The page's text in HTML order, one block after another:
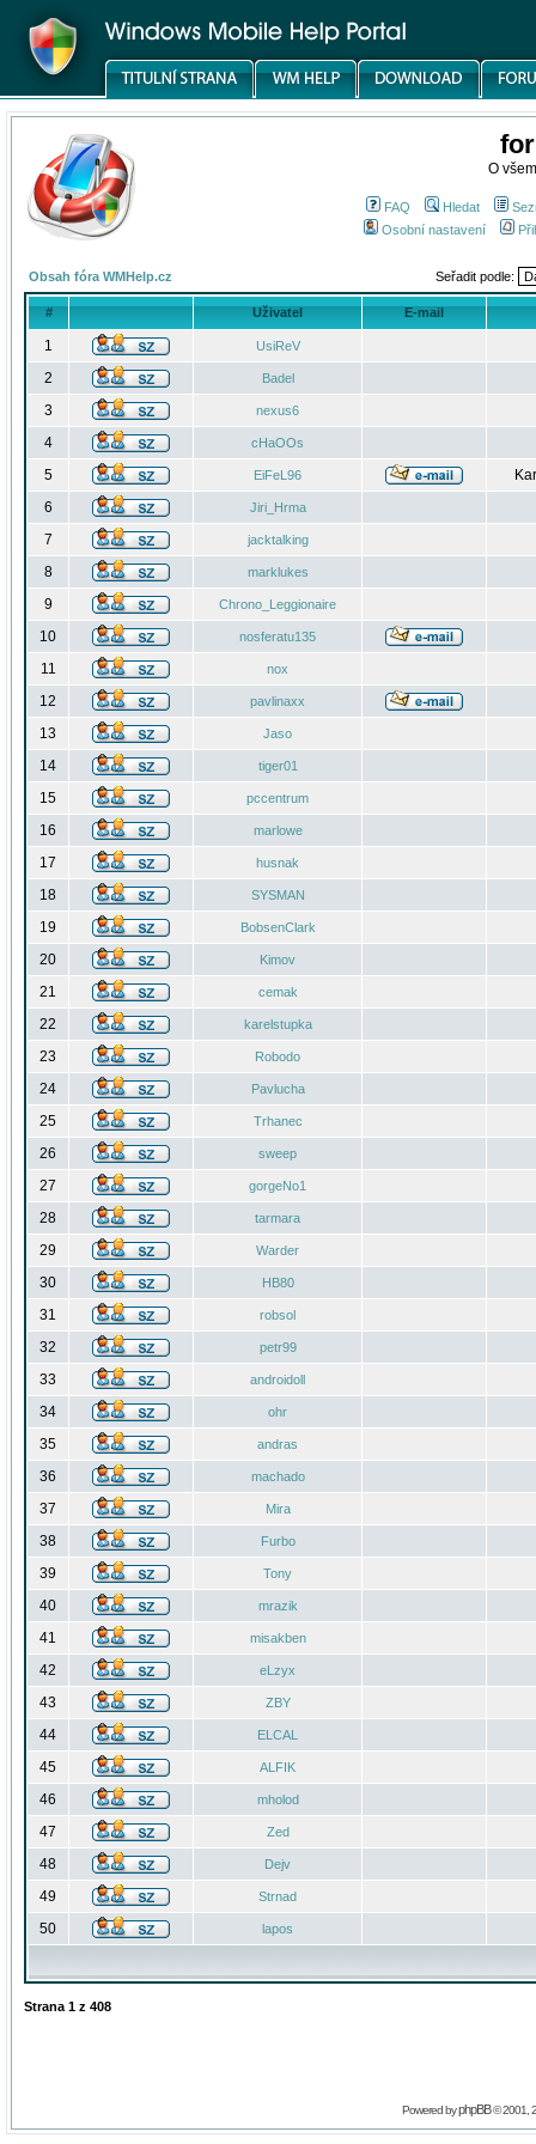
O
FAQ Hledat
Osobní nastavení
Obsah fóra WMHelp.cz Seřadit podle:
# Uživatel E-mail
1 UsiReV
2 Badel
3 nexus6
4 cHaOOs
5 EiFeL96
6
Jiri_Hrma
7 jacktalking
8 marklukes
9 Chrono_Leggionaire
10 nosferatu135
11 nox
12 pavlinaxx
13 Jaso
14 tiger01
15 pccentrum
16 marlowe
17 husnak
18 SYSMAN
19 BobsenClark
20 Kimov
21 cemak
22 karelstupka
23 Robodo
24 Pavlucha
25 Trhanec
26 sweep
27 gorgeNo1
28 tarmara
29 Warder
30 HB80
31 robsol
32 petr99
33 androidoll
34 ohr
35 andras
36 machado
37 Mira
38 Furbo
39 Tony
40 mrazik
41 misakben
42 eLzyx
43 ZBY
44 ELCAL
45 ALFIK
46 mholod
47 Zed
48 Dejv
49 Strnad
50 lapos
Strana 1 z 408
Powered byphpBB© 2001,